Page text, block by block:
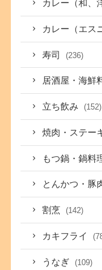
カレー（和、
カレー（エス
寿司 (236)
居酒屋・海鮮
立ち飲み (152)
焼肉・ステー
もつ鍋・鍋料
とんかつ・豚
割烹 (142)
カキフライ
うなぎ (109)